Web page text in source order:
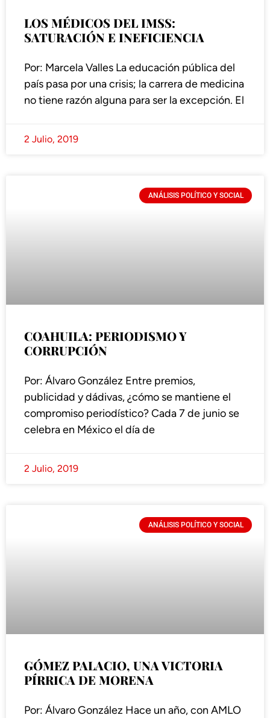
LOS MÉDICOS DEL IMSS:
SATURACIÓN E INEFICIENCIA
Por: Marcela Valles La educación pública del
país pasa por una crisis; la carrera de medicina
no tiene razón alguna para ser la excepción. El
2 Julio, 2019
ANÁLISIS POLÍTICO Y SOCIAL
COAHUILA: PERIODISMO Y
CORRUPCIÓN
Por: Álvaro González Entre premios,
publicidad y dádivas, ¿cómo se mantiene el
compromiso periodístico? Cada 7 de junio se
celebra en México el día de
2 Julio, 2019
ANÁLISIS POLÍTICO Y SOCIAL
GÓMEZ PALACIO, UNA VICTORIA
PÍRRICA DE MORENA
Por: Álvaro González Hace un año, con AMLO